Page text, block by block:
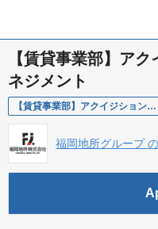
【賃貸事業部】ア
ネジメント
【賃貸事業部】アクイジション・プロパティマネジメント
福岡地所グループ